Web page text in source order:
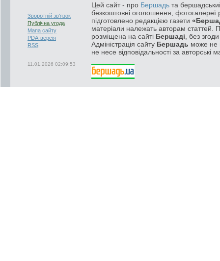
Зворотній зв'язок
Публічна угода
Мапа сайту
PDA-версія
RSS
11.01.2026 02:09:53
Цей сайт - про Бершадь та
безкоштовні оголошення, фотогалереї
підготовлено редакцією газети
матеріали належать авторам статтей.
розміщена на сайті Бершаді , без
Адміністрація сайту Бершадь може не
не несе відповідальності за авторські